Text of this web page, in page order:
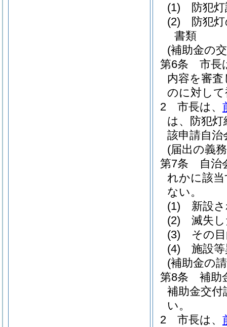
(1)
防犯
(2)
防犯
書類
(補助金の
第6条
市長
内容を審
のに対し
2
市長は、
は、防犯灯
該申請自治
(届出の義
第7条
自治
れかに該
ない。
(1)
新設
(2)
滅失
(3)
その
(4)
施設
(補助金の
第8条
補助
補助金交付
い。
2
市長は、